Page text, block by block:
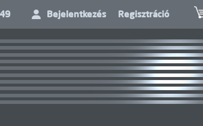
Bejelentkezés Regisztráció